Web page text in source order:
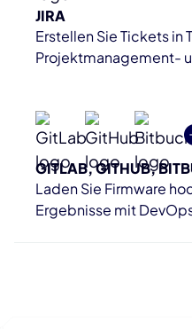
JIRA
Erstellen Sie Tickets in
Projektmanagement-
GITLAB, GITHUB,
Laden Sie Firmware
Ergebnisse mit